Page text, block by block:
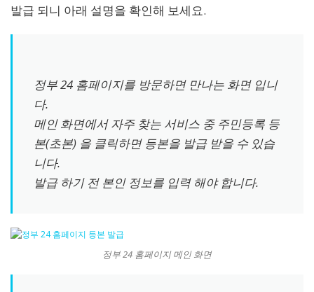
발급 되니 아래 설명을 확인해 보세요.
정부 24 홈페이지를 방문하면 만나는 화면 입니
다.
메인 화면에서 자주 찾는 서비스 중 주민등록 등
본(초본) 을 클릭하면 등본을 발급 받을 수 있습
니다.
발급 하기 전 본인 정보를 입력 해야 합니다.
정부 24 홈페이지 메인 화면